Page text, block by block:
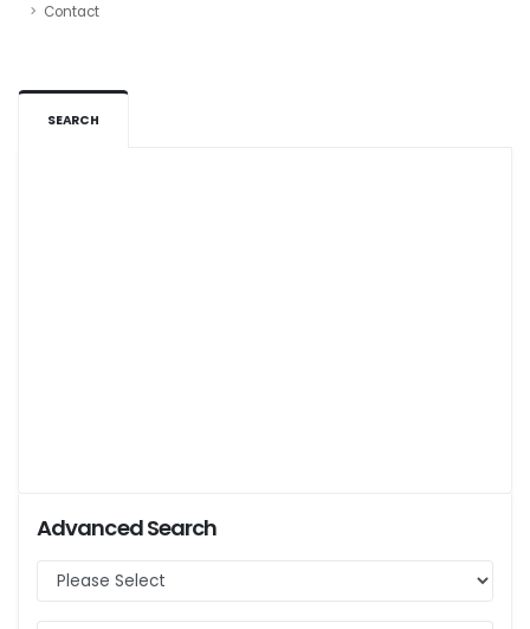
Contact
SEARCH
Advanced Search